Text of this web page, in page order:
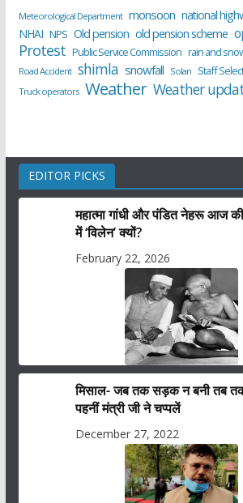
Meteorological Department monsoon national
NHAI NPS Old pension old pension scheme
Protest Public Service Commission rain and
Road Accident shimla snowfall Solan Staff
Truck operators Weather Weather
EDITOR PICKS
महात्मा गांधी और पंडित नेहरू आज की
में ‘विलेन’ क्यों?
February 22, 2026
मिसाल- जब तक सड़क न बनी तब
पहनीं मंत्री जी ने चप्पलें
December 27, 2022